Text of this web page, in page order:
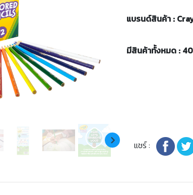
แบรนด์สินค้า :
มีสินค้าทั้งหมด :
แชร์ :